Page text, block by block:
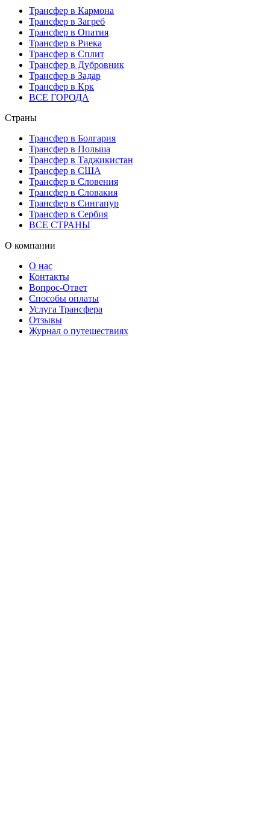
Трансфер в Кармона
Трансфер в Загреб
Трансфер в Опатия
Трансфер в Риека
Трансфер в Сплит
Трансфер в Дубровник
Трансфер в Задар
Трансфер в Крк
ВСЕ ГОРОДА
Страны
Трансфер в Болгария
Трансфер в Польша
Трансфер в Таджикистан
Трансфер в США
Трансфер в Словения
Трансфер в Словакия
Трансфер в Сингапур
Трансфер в Сербия
ВСЕ СТРАНЫ
О компании
О нас
Контакты
Вопрос-Ответ
Способы оплаты
Услуга Трансфера
Отзывы
Журнал о путешествиях